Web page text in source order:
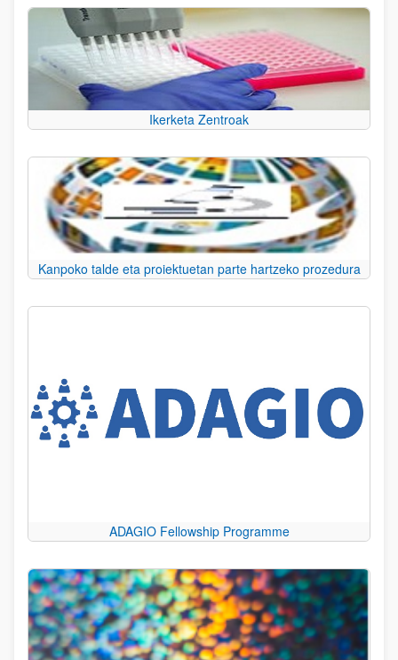
Ikerketa Zentroak
Kanpoko talde eta proiektuetan parte hartzeko prozedura
ADAGIO Fellowship Programme